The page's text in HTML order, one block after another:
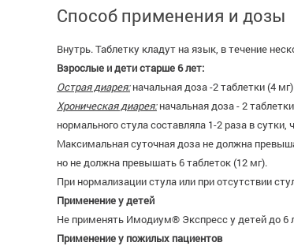
Способ применения и дозы
Внутрь. Таблетку кладут на язык, в течение
Взрослые и дети старше 6 лет:
Острая диарея:начальная доза -2 таблетки (4
Хроническая диарея:начальная доза - 2
нормального стула составляла 1-2 раза в
Максимальная суточная доза не должна
но не должна превышать 6 таблеток (12 мг).
При нормализации стула или при отсутствии
Применение у детей
Не применять Имодиум® Экспресс у детей до 6
Применение у пожилых пациентов